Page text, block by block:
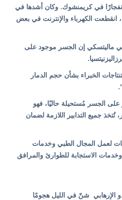
فجرًا، سُمع نحو 40 انفجارًا في كريمنشوك. وكان أشدها في
انقطعت الكهرباء والإنترنت في بعض
ماليتسكي إن الجسر موجود على
الخبراء بشأن حجم الدمار
الجسر مُستحيلة حاليًا، فهو
جميع التدابير اللازمة لضمان
لعمل المجال الطبي وخدمات
الاستجابة للطوارئ والمرافق
الإرهابي شنّ في الليل هجومًا